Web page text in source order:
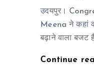
उदयपुर।
Meena ने कहां
बढ़ाने वाला बजट
Continue